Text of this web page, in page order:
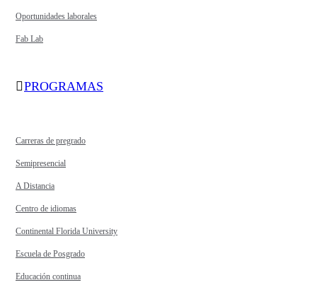
Oportunidades laborales
Fab Lab
PROGRAMAS
Carreras de pregrado
Semipresencial
A Distancia
Centro de idiomas
Continental Florida University
Escuela de Posgrado
Educación continua